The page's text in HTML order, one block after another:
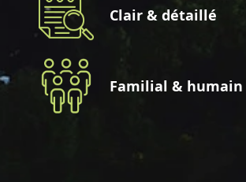
Clair & détaillé
Familial & humain